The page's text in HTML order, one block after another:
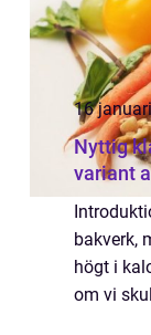
16
Nyttig kladdkaka
variant
bakverk,
högt i
om vi